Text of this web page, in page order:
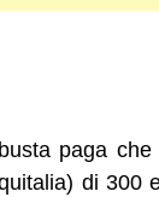
paga
di